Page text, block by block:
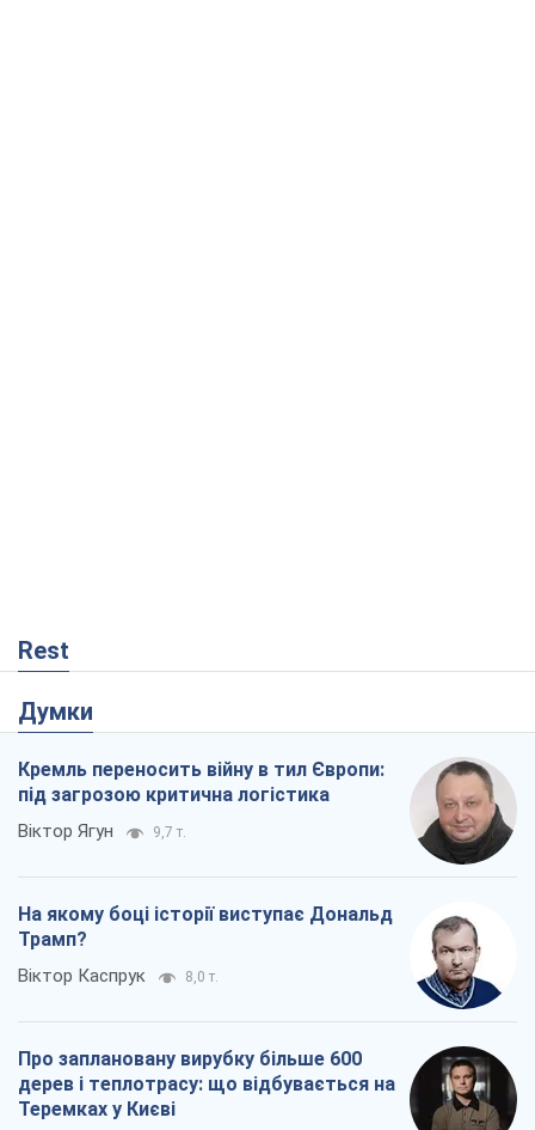
Rest
Думки
Кремль переносить війну в тил Європи:
під загрозою критична логістика
Віктор Ягун 9,7 т.
На якому боці історії виступає Дональд
Трамп?
Віктор Каспрук 8,0 т.
Про заплановану вирубку більше 600
дерев і теплотрасу: що відбувається на
Теремках у Києві